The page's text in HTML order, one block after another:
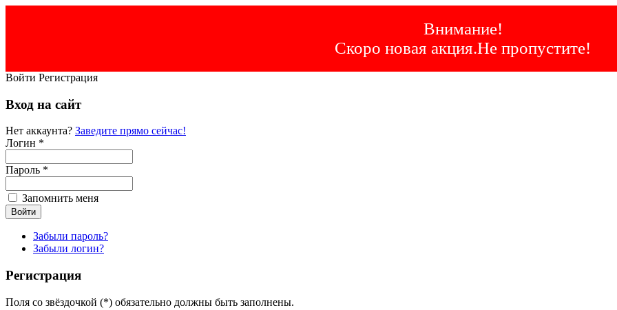
Внимание!
Скоро новая акция.Не пропустите!
Войти Регистрация
Вход на сайт
Нет аккаунта? Заведите прямо сейчас!
Логин *
Пароль *
Запомнить меня
Забыли пароль?
Забыли логин?
Регистрация
Поля со звёздочкой (*) обязательно должны быть заполнены.